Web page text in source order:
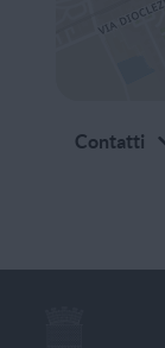
Contatti